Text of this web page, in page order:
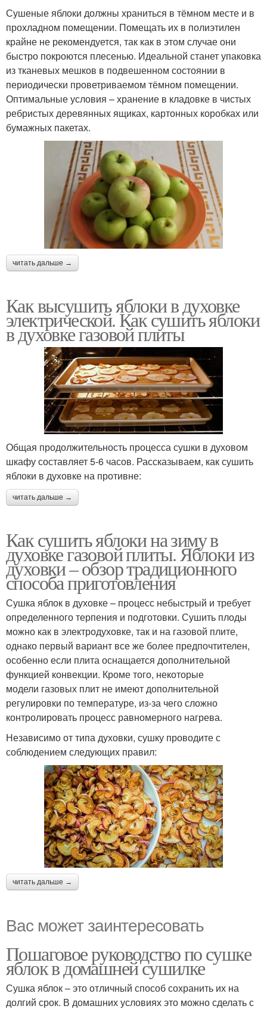
Сушеные яблоки должны храниться в тёмном месте и в
прохладном помещении. Помещать их в полиэтилен
крайне не рекомендуется, так как в этом случае они
быстро покроются плесенью. Идеальной станет упаковка
из тканевых мешков в подвешенном состоянии в
периодически проветриваемом тёмном помещении.
Оптимальные условия – хранение в кладовке в чистых
ребристых деревянных ящиках, картонных коробках или
бумажных пакетах.
читать дальше →
Как высушить яблоки в духовке
электрической. Как сушить яблоки
в духовке газовой плиты
Общая продолжительность процесса сушки в духовом
шкафу составляет 5-6 часов. Рассказываем, как сушить
яблоки в духовке на противне:
читать дальше →
Как сушить яблоки на зиму в
духовке газовой плиты. Яблоки из
духовки – обзор традиционного
способа приготовления
Сушка яблок в духовке – процесс небыстрый и требует
определенного терпения и подготовки. Сушить плоды
можно как в электродуховке, так и на газовой плите,
однако первый вариант все же более предпочтителен,
особенно если плита оснащается дополнительной
функцией конвекции. Кроме того, некоторые
модели газовых плит не имеют дополнительной
регулировки по температуре, из-за чего сложно
контролировать процесс равномерного нагрева.
Независимо от типа духовки, сушку проводите с
соблюдением следующих правил:
читать дальше →
Вас может заинтересовать
Пошаговое руководство по сушке
яблок в домашней сушилке
Сушка яблок – это отличный способ сохранить их на
долгий срок. В домашних условиях это можно сделать с